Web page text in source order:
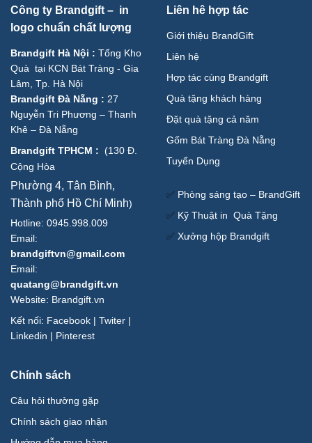
Công ty Brandgift – in
logo chuẩn chất lượng
Brandgift Hà Nội : Tổng Kho
Quà tại KCN Bát Tràng - Gia
Lâm, Tp. Hà Nội
Brandgift Đà Nẵng : 27
Nguyễn Tri Phương – Thanh
Khê – Đà Nẵng
Brandgift TPHCM : (130 Đ.
Cộng Hòa
Phường 4, Tân Bình,
Thành phố Hồ Chí Minh)
Hotline: 0945.998.009
Email:
brandgiftvn@gmail.com
Email:
quatang@brandgift.vn
Website: Brandgift.vn
Kết nối: Facebook | Twiter |
Linkedin | Pinterest
Liên hê hợp tác
Giới thiệu BrandGift
Liên hệ
Hợp tác cùng Brandgift
Quà tặng khách hàng
Đặt quà tặng cả năm
Gốm Bát Tràng Đà Nẵng
Tuyển Dụng
✅ Phòng sáng tạo – BrandGift
✅ Kỹ Thuật in Quà Tặng
✅ Xưởng hộp Brandgift
Chính sách
Câu hỏi thường gặp
Chính sách giao nhận